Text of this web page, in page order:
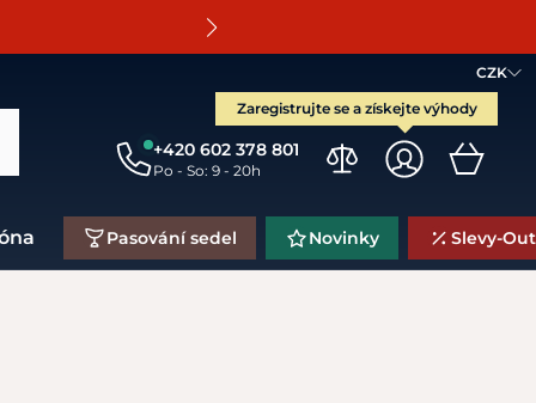
CZK
Zaregistrujte se a získejte výhody
+420 602 378 801
Po - So: 9 - 20h
Pasování sedel Novinky Slevy-